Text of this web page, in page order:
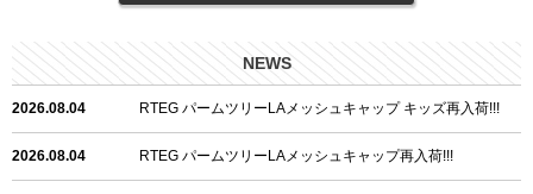
NEWS
2026.08.04 RTEG パームツリーLAメッシュキャップ キッズ再入荷!!!
2026.08.04 RTEG パームツリーLAメッシュキャップ再入荷!!!